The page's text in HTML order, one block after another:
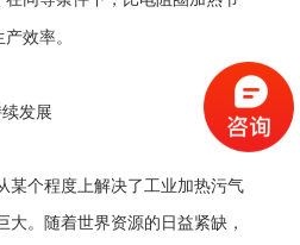
效率。
发展
某个程度上解决了工业加热污气
大。随着世界资源的日益紧缺，